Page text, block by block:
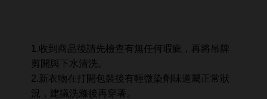
1.收到商品後請先檢查有無任何瑕疵，再將吊牌
剪開與下水清洗。
2.新衣物在打開包裝後有輕微染劑味道屬正常狀
況，建議洗滌後再穿著。